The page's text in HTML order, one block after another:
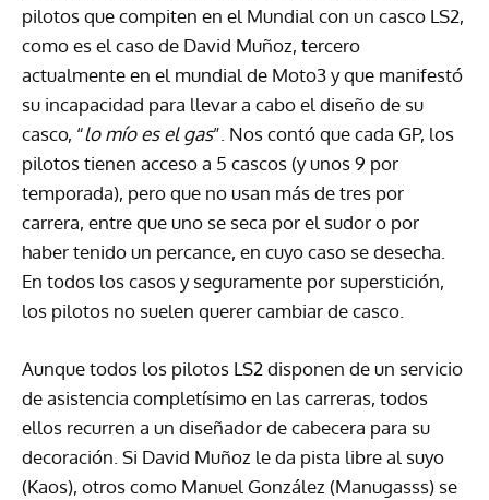
pilotos que compiten en el Mundial con un casco LS2,
como es el caso de David Muñoz, tercero
actualmente en el mundial de Moto3 y que manifestó
su incapacidad para llevar a cabo el diseño de su
casco, “lo mío es el gas”. Nos contó que cada GP, los
pilotos tienen acceso a 5 cascos (y unos 9 por
temporada), pero que no usan más de tres por
carrera, entre que uno se seca por el sudor o por
haber tenido un percance, en cuyo caso se desecha.
En todos los casos y seguramente por superstición,
los pilotos no suelen querer cambiar de casco.
Aunque todos los pilotos LS2 disponen de un servicio
de asistencia completísimo en las carreras, todos
ellos recurren a un diseñador de cabecera para su
decoración. Si David Muñoz le da pista libre al suyo
(Kaos), otros como Manuel González (Manugasss) se